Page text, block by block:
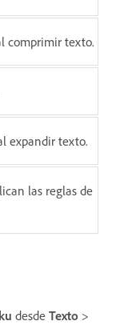
comprimir texto.
expandir texto.
las reglas de
desde Texto >